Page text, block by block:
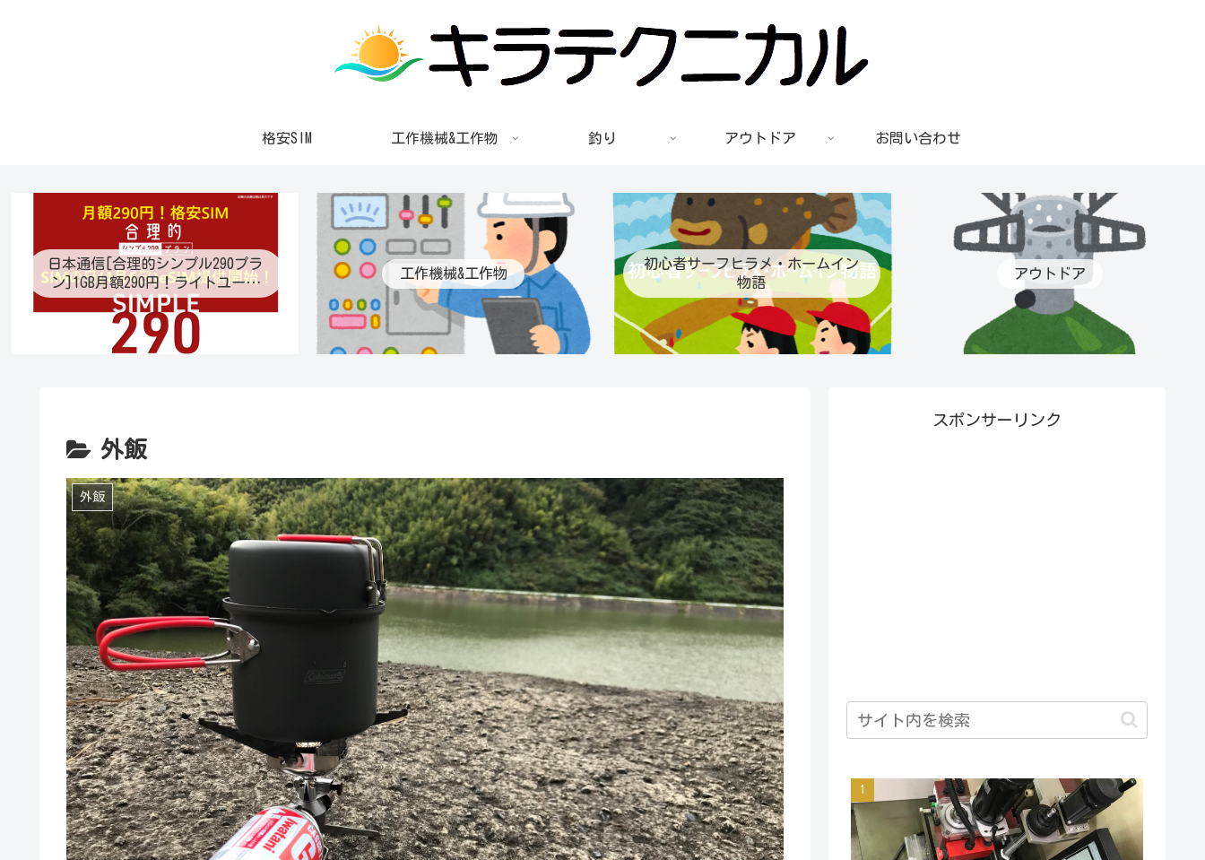
格安SIM 工作機械&工作物 釣り アウトドア お問い合わせ
日本通信[合理的シンプル290プラ
ン]1GB月額290円！ライトユーザ
ー待望の最適プラン登場！プラン
変更も可能に！eSIM提供開始！通
話定額オプション月70分通話390
円！
工作機械&工作物
初心者サーフヒラメ・ホームイン
物語
アウトドア
外飯
外飯
スポンサーリンク